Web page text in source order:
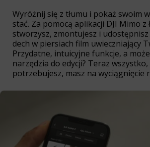
Wyróżnij się z tłumu i pokaż swoim
stać. Za pomocą aplikacji DJI Mimo z
stworzysz, zmontujesz i
dech w piersiach film uwieczniający
Przydatne, intuicyjne funkcje, a
narzędzia do edycji? Teraz wszystko,
potrzebujesz, masz na wyciągnięcie